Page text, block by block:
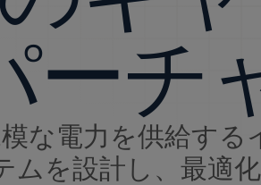
ーチ
な電力を供給する
ムを設計し、最適化